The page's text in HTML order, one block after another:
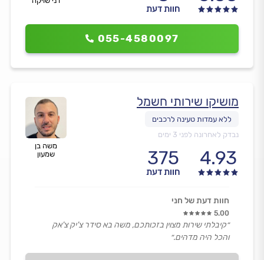
חוות דעת
055-4580097
משה בן
שמעון
מושיקו שירותי חשמל
נבדק לאחרונה לפני 3 ימים
4.93
375
חוות דעת
חוות דעת של חני
5.00
״קיבלתי שירות מצוין בזכותכם, משה בא סידר צ'יק צ'אק
והכל היה מדהים.״